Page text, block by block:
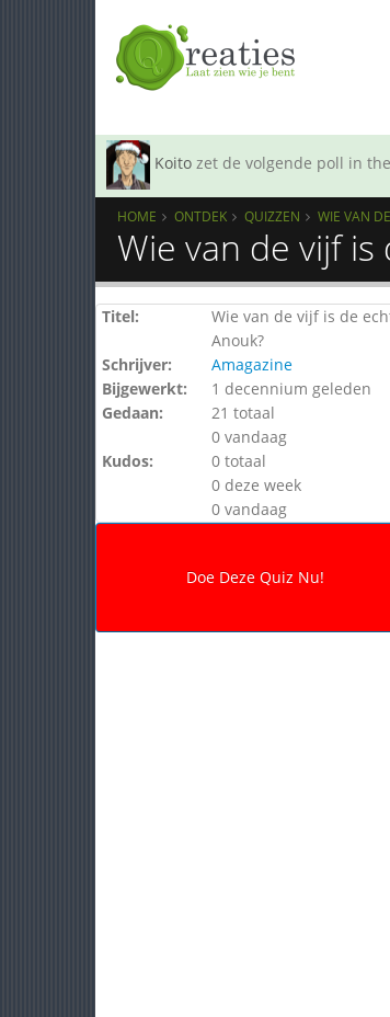
Koito zet de volgende poll in
HOME ONTDEK QUIZZEN WIE VAN
Wie van de vijf
Titel:
Wie van de vijf is de
Anouk?
Schrijver:
Amagazine
Bijgewerkt:
1 decennium geleden
Gedaan:
21 totaal
0 vandaag
Kudos:
0 totaal
0 deze week
0 vandaag